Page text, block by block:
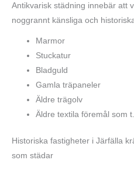
Antikvarisk städning innebär att
noggrannt känsliga och
Marmor
Stuckatur
Bladguld
Gamla träpaneler
Äldre trägolv
Äldre textila föremål som
Historiska fastigheter i Järfälla
som städar